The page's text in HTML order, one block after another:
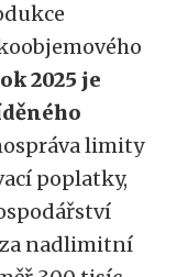
2025 je
limity
poplatky,
za nadlimitní